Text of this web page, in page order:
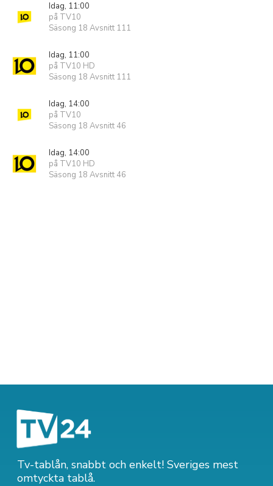
Idag, 11:00
på TV10
Säsong 18 Avsnitt 111
Idag, 11:00
på TV10 HD
Säsong 18 Avsnitt 111
Idag, 14:00
på TV10
Säsong 18 Avsnitt 46
Idag, 14:00
på TV10 HD
Säsong 18 Avsnitt 46
Tv-tablån, snabbt och enkelt! Sveriges mest
omtyckta tablå.